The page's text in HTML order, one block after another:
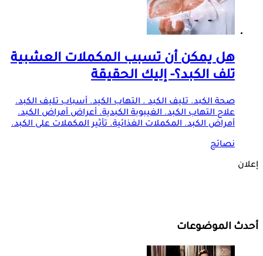
هل يمكن أن تسبب المكملات العشبية
تلف الكبد؟- إليك الحقيقة
صحة الكبد. تليف الكبد . التهاب الكيد. أسباب تليف الكبد.
علاج التهاب الكبد. الغيبوبة الكبدية. أعراض أمراض الكبد.
أمراض الكبد. المكملات الغذائية. تأثير المكملات على الكبد.
نصائح
إعلان
أحدث الموضوعات